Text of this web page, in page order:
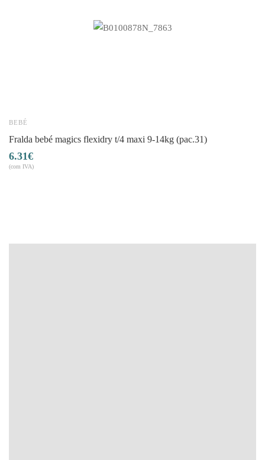
BEBÉ
fralda bebé magics flexidry t/4 maxi 9-14kg (pac.31)
6.31€
(com IVA)